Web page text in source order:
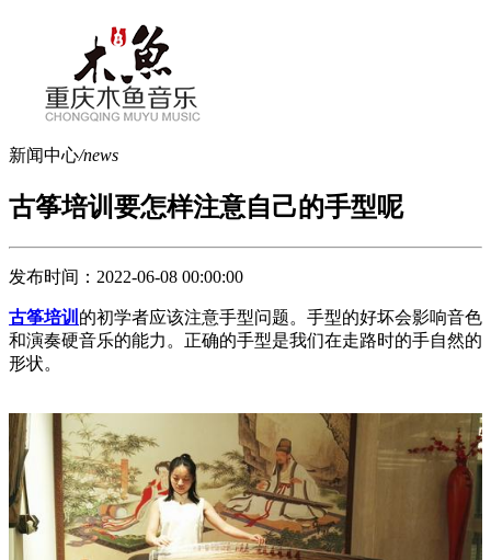
新闻中心/news
古筝培训要怎样注意自己的手型呢
发布时间：2022-06-08 00:00:00
古筝培训 的初学者应该注意手型问题。手型的好坏会影响音色
和演奏硬音乐的能力。正确的手型是我们在走路时的手自然的
形状。